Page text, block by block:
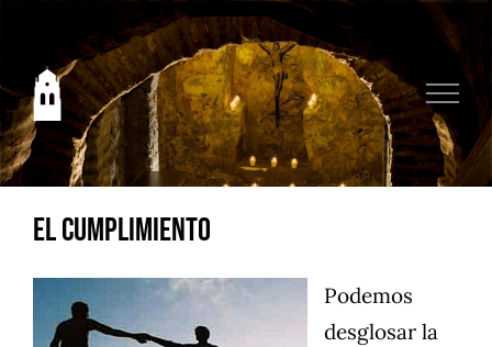
contenido
El cumplimiento
Podemos
desglosar la